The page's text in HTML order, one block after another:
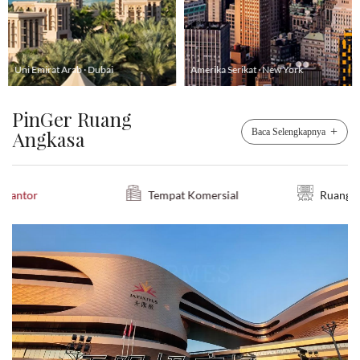
Uni Emirat Arab · Dubai Amerika Serikat · New York
PinGer Ruang
Angkasa
Baca Selengkapnya +
Tempat Komersial Ruang Pendidikan